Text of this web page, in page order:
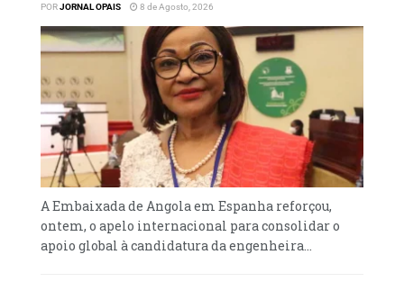
‎O candidato escolhido pelo partido de Talon,
o ex-ministro das Finanças Romuald
Wadagni, era dado como favorito e o
candidato da oposição Renaud Agbodjo tinha
sido rejeitado pela comissão eleitoral por não
ter apoios suficientes.
PORJORNAL OPAIS 8 de Agosto, 2026
A Embaixada de Angola em Espanha reforçou,
ontem, o apelo internacional para consolidar o
apoio global à candidatura da engenheira...